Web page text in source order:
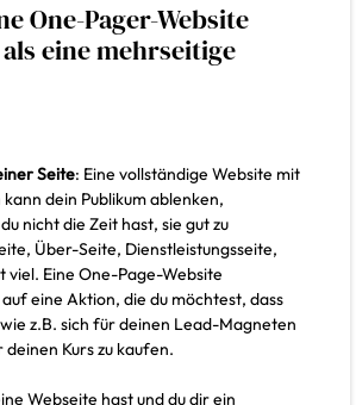
One-Pager-Website
eine mehrseitige
Seite: Eine vollständige Website mit
dein Publikum ablenken,
nicht die Zeit hast, sie gut zu
Über-Seite, Dienstleistungsseite,
viel. Eine One-Page-Website
eine Aktion, die du möchtest, dass
z.B. sich für deinen Lead-Magneten
Kurs zu kaufen.
Webseite hast und du dir ein